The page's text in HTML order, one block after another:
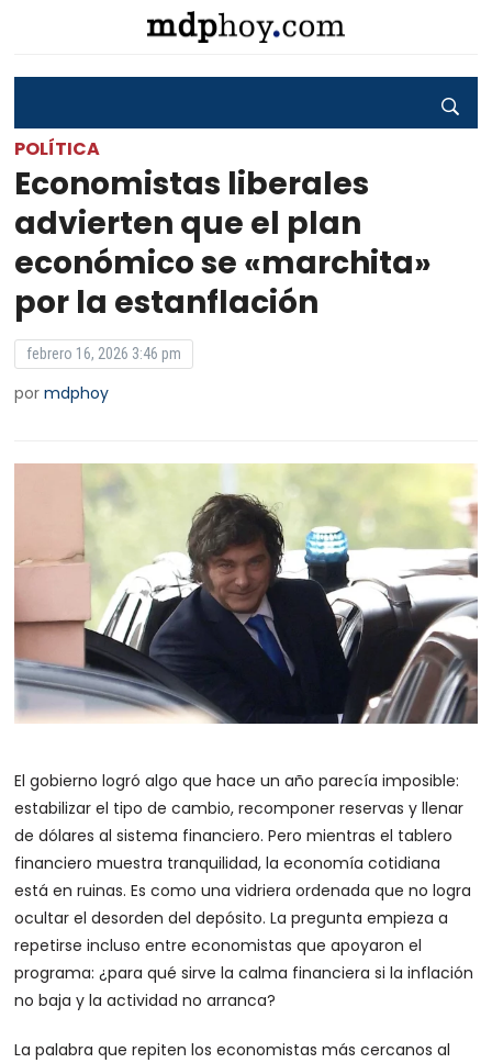
POLÍTICA
Economistas liberales
advierten que el plan
económico se «marchita»
por la estanflación
febrero 16, 2026 3:46 pm
pormdphoy
El gobierno logró algo que hace un año parecía imposible:
estabilizar el tipo de cambio, recomponer reservas y llenar
de dólares al sistema financiero. Pero mientras el tablero
financiero muestra tranquilidad, la economía cotidiana
está en ruinas. Es como una vidriera ordenada que no logra
ocultar el desorden del depósito. La pregunta empieza a
repetirse incluso entre economistas que apoyaron el
programa: ¿para qué sirve la calma financiera si la inflación
no baja y la actividad no arranca?
La palabra que repiten los economistas más cercanos al